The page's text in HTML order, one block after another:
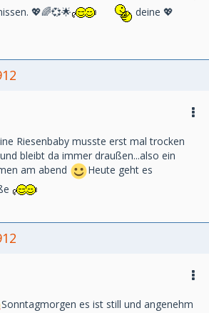
💖🌈💞🌟
deine 💖
Riesenbaby musste erst mal trocken
bleibt da immer draußen...also ein
am abend
Heute geht es
Sonntagmorgen es ist still und angenehm